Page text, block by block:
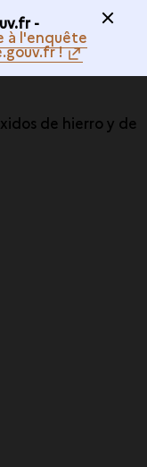
-
à l'enquête
!
de hierro y de